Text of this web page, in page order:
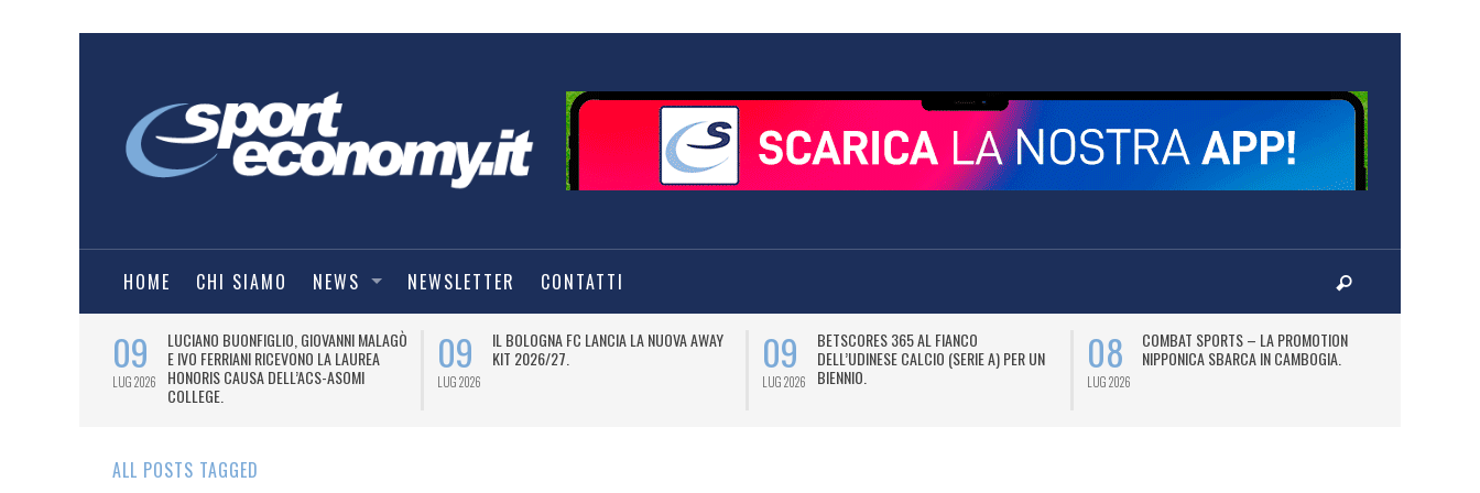
HOME CHI SIAMO NEWS NEWSLETTER CONTATTI
09
LUG 2026
LUCIANO BUONFIGLIO, GIOVANNI MALAGÒ
E IVO FERRIANI RICEVONO LA LAUREA
HONORIS CAUSA DELL’ACS-ASOMI
COLLEGE.
09
LUG 2026
IL BOLOGNA FC LANCIA LA NUOVA AWAY
KIT 2026/27.
09
LUG 2026
BETSCORES 365 AL FIANCO
DELL’UDINESE CALCIO (SERIE A) PER UN
BIENNIO.
08
LUG 2026
COMBAT SPORTS – LA PROMOTION
NIPPONICA SBARCA IN CAMBOGIA.
ALL POSTS TAGGED